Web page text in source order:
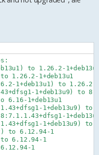
to 1.26.2-
1.26.2-1+deb13u1
1+deb13u1) to 1.26.2-
1+deb13u9) to
1+deb13u1
1+deb13u9) to
1+deb13u9) to
to 6.12.94-1
6.12.94-1
1